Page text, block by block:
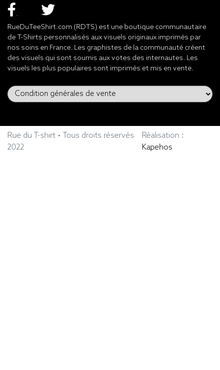
RueDuTeeShirt.com (RDTS) est une boutique communautaire
de T-Shirts personnalisés aux visuels originaux imprimés par
nos soins en France. Les graphistes de la communauté créent
des visuels qui sont soumis aux votes des internautes. Les
visuels les plus populaires sont imprimés et mis en vente.
Rue du T-shirt • Tous droits réservés
2022
Réalisation :
Kapehos